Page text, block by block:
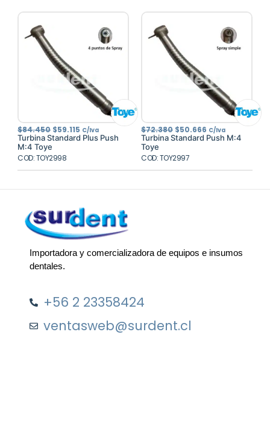
$84.450 El
precio
original
$84.450.
$59.115 El
precio
actual
C/Iva
Turbina Standard Plus Push
M:4 Toye
COD: TOY2998
$72.380 El
precio
original
$72.380.
$50.666 El
precio
actual
C/Iva
Turbina Standard Push M:4
Toye
COD: TOY2997
Importadora y comercializadora de equipos e insumos
dentales.
+56 2 23358424
ventasweb@surdent.cl